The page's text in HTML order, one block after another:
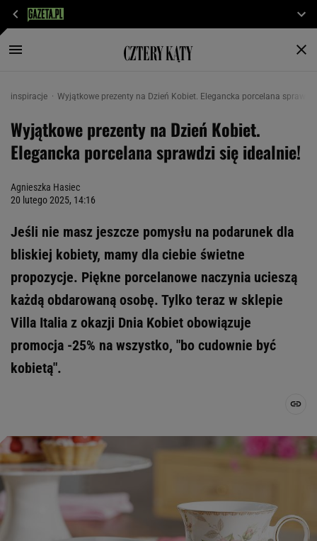
inspiracje Wyjątkowe prezenty na Dzień Kobiet. Elegancka porcelana
Wyjątkowe prezenty na Dzień Kobiet.
Elegancka porcelana sprawdzi się idealnie!
Agnieszka Hasiec
20 lutego 2025, 14:16
Jeśli nie masz jeszcze pomysłu na podarunek dla
bliskiej kobiety, mamy dla ciebie świetne
propozycje. Piękne porcelanowe naczynia ucieszą
każdą obdarowaną osobę. Tylko teraz w sklepie
Villa Italia z okazji Dnia Kobiet obowiązuje
promocja -25% na wszystko, "bo cudownie być
kobietą".